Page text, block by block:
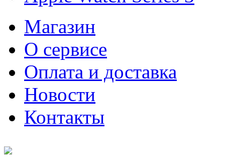
Магазин
О cервисе
Оплата и доставка
Новости
Контакты